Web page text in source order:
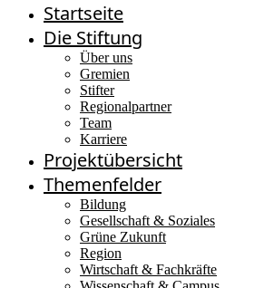
Startseite
Die Stiftung
Über uns
Gremien
Stifter
Regionalpartner
Team
Karriere
Projektübersicht
Themenfelder
Bildung
Gesellschaft & Soziales
Grüne Zukunft
Region
Wirtschaft & Fachkräfte